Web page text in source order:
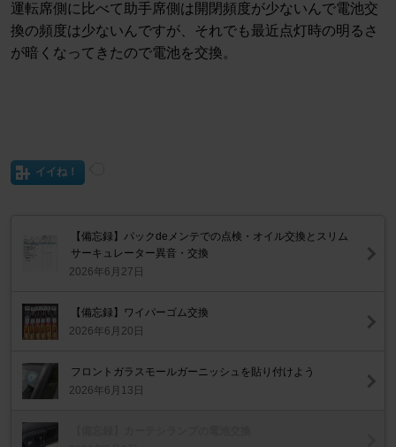
運転席側に比べて助手席側は開閉頻度が少ないんで電池交
換の頻度は少ないんですが、それでも最近点灯時の明るさ
が暗くなってきたので電池を交換。
イイね！
【備忘録】パックdeメンテでの点検・オイル交換とスリム
サーキュレーター異音・交換
2026年6月27日
【備忘録】ワイパーゴム交換
2026年6月20日
フロントガラスモールガーニッシュを貼り付けよう
2026年6月13日